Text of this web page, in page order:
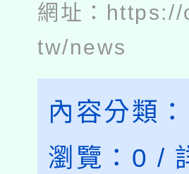
網址：
tw/news
內容分類：
瀏覽： 0 /